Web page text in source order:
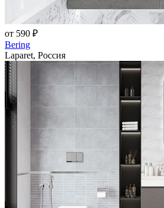
от 590 ₽
Bering
Laparet, Россия